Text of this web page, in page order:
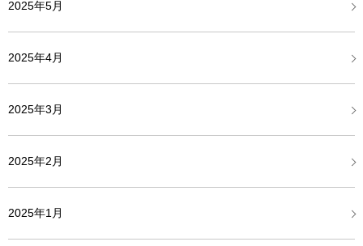
2025年5月
2025年4月
2025年3月
2025年2月
2025年1月